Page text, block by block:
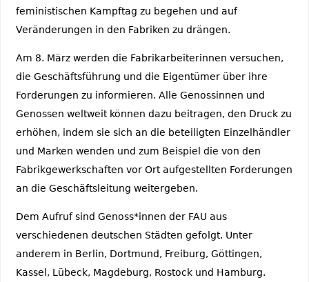
feministischen Kampftag zu begehen und auf
Veränderungen in den Fabriken zu drängen.
Am 8. März werden die Fabrikarbeiterinnen versuchen,
die Geschäftsführung und die Eigentümer über ihre
Forderungen zu informieren. Alle Genossinnen und
Genossen weltweit können dazu beitragen, den Druck zu
erhöhen, indem sie sich an die beteiligten Einzelhändler
und Marken wenden und zum Beispiel die von den
Fabrikgewerkschaften vor Ort aufgestellten Forderungen
an die Geschäftsleitung weitergeben.
Dem Aufruf sind Genoss*innen der FAU aus
verschiedenen deutschen Städten gefolgt. Unter
anderem in Berlin, Dortmund, Freiburg, Göttingen,
Kassel, Lübeck, Magdeburg, Rostock und Hamburg.